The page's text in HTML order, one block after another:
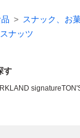
スナック、お
ナッツ
す
signature